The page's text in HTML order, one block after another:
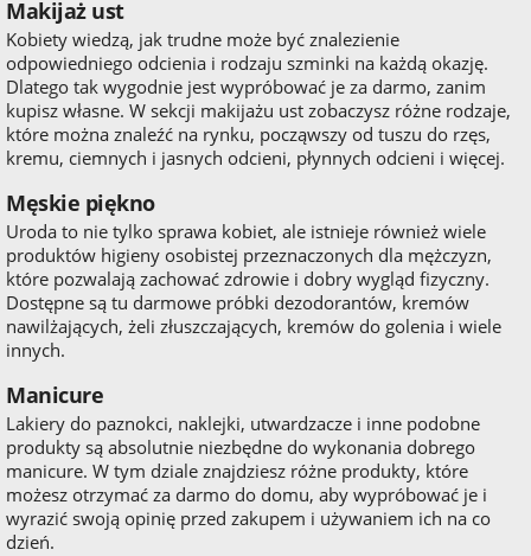
Makijaż ust
Kobiety wiedzą, jak trudne może być znalezienie
odpowiedniego odcienia i rodzaju szminki na każdą okazję.
Dlatego tak wygodnie jest wypróbować je za darmo, zanim
kupisz własne. W sekcji makijażu ust zobaczysz różne rodzaje,
które można znaleźć na rynku, począwszy od tuszu do rzęs,
kremu, ciemnych i jasnych odcieni, płynnych odcieni i więcej.
Męskie piękno
Uroda to nie tylko sprawa kobiet, ale istnieje również wiele
produktów higieny osobistej przeznaczonych dla mężczyzn,
które pozwalają zachować zdrowie i dobry wygląd fizyczny.
Dostępne są tu darmowe próbki dezodorantów, kremów
nawilżających, żeli złuszczających, kremów do golenia i wiele
innych.
Manicure
Lakiery do paznokci, naklejki, utwardzacze i inne podobne
produkty są absolutnie niezbędne do wykonania dobrego
manicure. W tym dziale znajdziesz różne produkty, które
możesz otrzymać za darmo do domu, aby wypróbować je i
wyrazić swoją opinię przed zakupem i używaniem ich na co
dzień.